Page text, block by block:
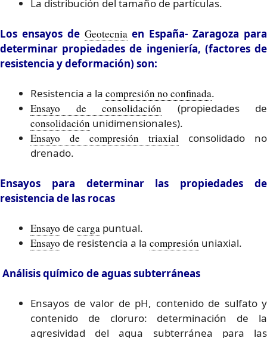
La distribución del tamaño de partículas.
Los ensayos de Geotecnia en España- Zaragoza para
determinar propiedades de ingeniería, (factores de
resistencia y deformación) son:
Resistencia a la compresión no confinada.
Ensayo de consolidación (propiedades de
consolidación unidimensionales).
Ensayo de compresión triaxial consolidado no
drenado.
Ensayos para determinar las propiedades de
resistencia de las rocas
Ensayo de carga puntual.
Ensayo de resistencia a la compresión uniaxial.
Análisis químico de aguas subterráneas
Ensayos de valor de pH, contenido de sulfato y
contenido de cloruro: determinación de la
agresividad del agua subterránea para las